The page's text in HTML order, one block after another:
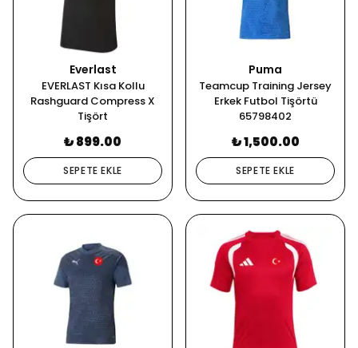
Everlast
EVERLAST Kısa Kollu
Rashguard Compress X
Tişört
₺ 899.00
SEPETE EKLE
Puma
Teamcup Training Jersey
Erkek Futbol Tişörtü
65798402
₺ 1,500.00
SEPETE EKLE